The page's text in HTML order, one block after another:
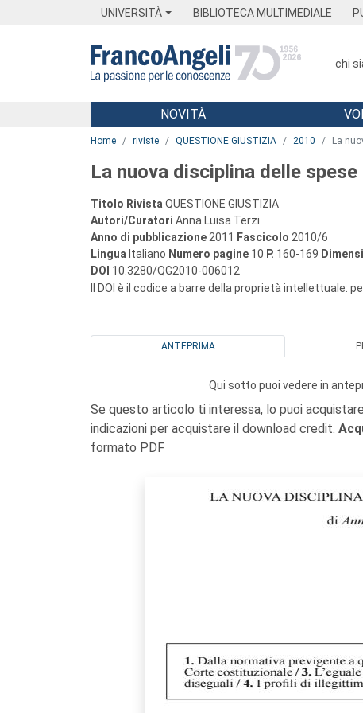
UNIVERSITÀ BIBLIOTECA MULTIMEDIALE
chi
Menu
NOVITÀ
Home riviste QUESTIONE GIUSTIZIA 2010 La
La nuova disciplina delle
Titolo Rivista QUESTIONE GIUSTIZIA
Autori/Curatori Anna Luisa Terzi
Anno di pubblicazione 2011 Fascicolo 2010/6
Lingua Italiano Numero pagine 10 P. 160-169
DOI 10.3280/QG2010-006012
Il DOI è il codice a barre della proprietà intellettuale:
ANTEPRIMA
Qui sotto puoi vedere in
Se questo articolo ti interessa, lo puoi
indicazioni per acquistare il download credit.
formato PDF